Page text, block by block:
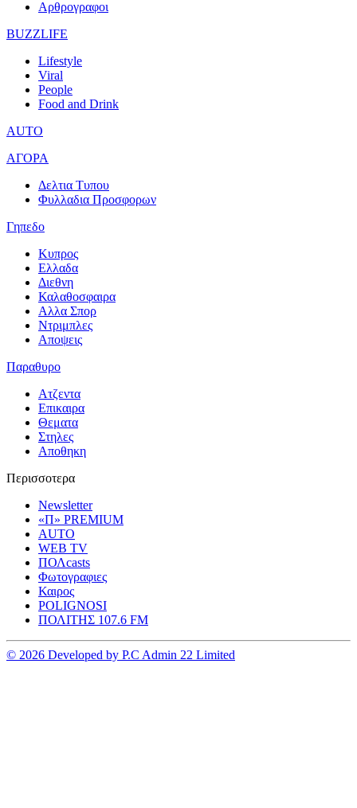
Αρθρογραφοι
BUZZLIFE
Lifestyle
Viral
People
Food and Drink
AUTO
ΑΓΟΡΑ
Δελτια Τυπου
Φυλλαδια Προσφορων
Γηπεδο
Κυπρος
Ελλαδα
Διεθνη
Καλαθοσφαιρα
Αλλα Σπορ
Ντριμπλες
Αποψεις
Παραθυρο
Ατζεντα
Επικαιρα
Θεματα
Στηλες
Αποθηκη
Περισσοτερα
Newsletter
«Π» PREMIUM
AUTO
WEB TV
ΠΟΛcasts
Φωτογραφιες
Καιρος
POLIGNOSI
ΠΟΛΙΤΗΣ 107.6 FM
© 2026 Developed by P.C Admin 22 Limited